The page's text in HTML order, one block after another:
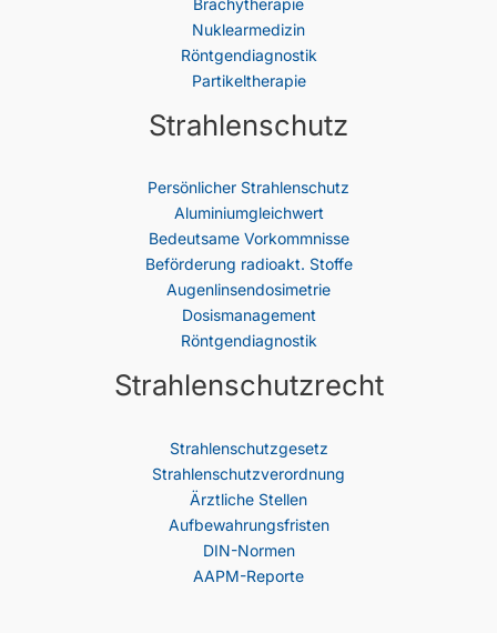
Nuklearmedizin
Röntgendiagnostik
Partikeltherapie
Strahlenschutz
Persönlicher Strahlenschutz
Aluminiumgleichwert
Bedeutsame Vorkommnisse
Beförderung radioakt. Stoffe
Augenlinsendosimetrie
Dosismanagement
Röntgendiagnostik
Strahlenschutzrecht
Strahlenschutz­gesetz
Strahlenschutzverordnung
Ärztliche Stellen
Aufbewahrungsfristen
DIN-Normen
AAPM-Reporte